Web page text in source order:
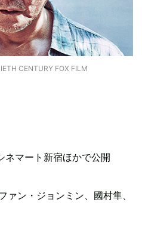
CENTURY FOX FILM
ネマート新宿ほかで公開
ァン・ジョンミン、國村隼、